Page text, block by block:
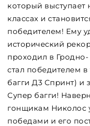
который выступает
классах и
победителем! Ему
исторический
проходил в Гродно-
стал победителем
багги Д3 Спринт) и
Супер багги!
гонщикам Николос
победами и его